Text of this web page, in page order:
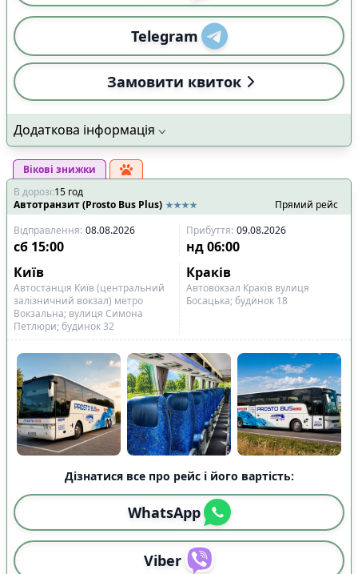
Telegram
Замовити квиток
Додаткова інформація
Вікові знижки
В дорозі:15 год
Автотранзит (Prosto Bus Plus)
Прямий рейс
Відправлення: 08.08.2026 Прибуття: 09.08.2026
сб 15:00 нд 06:00
Київ
Краків
Автостанція Київ (центральний
залізничний вокзал) метро
Вокзальна; вулиця Симона
Петлюри; будинок 32
Автовокзал Краків вулиця
Босацька; будинок 18
Дізнатися все про рейс і його вартість:
WhatsApp
Viber